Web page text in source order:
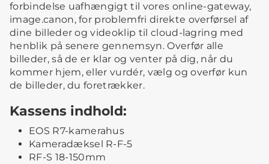
forbindelse uafhængigt til vores online-gateway,
image.canon, for problemfri direkte overførsel af
dine billeder og videoklip til cloud-lagring med
henblik på senere gennemsyn. Overfør alle
billeder, så de er klar og venter på dig, når du
kommer hjem, eller vurdér, vælg og overfør kun
de billeder, du foretrækker.
Kassens indhold:
EOS R7-kamerahus
Kameradæksel R-F-5
RF-S 18-150mm